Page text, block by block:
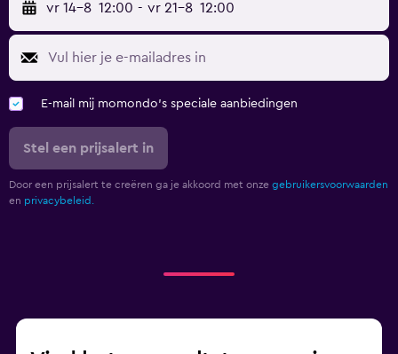
vr 14-8 12:00 - vr 21-8 12:00
E-mail mij momondo's speciale aanbiedingen
Stel een prijsalert in
Door een prijsalert te creëren ga je akkoord met onze gebruikersvoorwaarden
en privacybeleid.